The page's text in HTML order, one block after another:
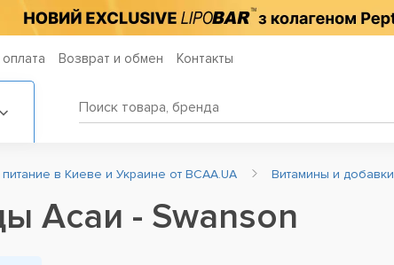
Возврат и обмен Контакты
в Киеве и Украине от BCAA.UA Витамины и добавки
Асаи - Swanson